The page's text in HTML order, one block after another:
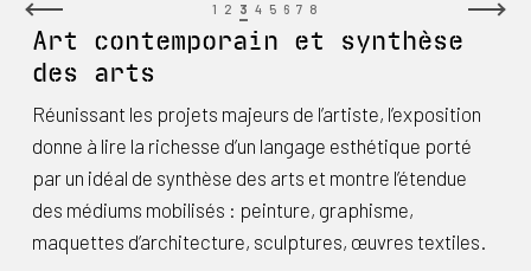
1 2 3 4 5 6 7 8
Art contemporain et synthèse
des arts
Réunissant les projets majeurs de l’artiste, l’exposition
donne à lire la richesse d’un langage esthétique porté
par un idéal de synthèse des arts et montre l’étendue
des médiums mobilisés : peinture, graphisme,
maquettes d’architecture, sculptures, œuvres textiles.